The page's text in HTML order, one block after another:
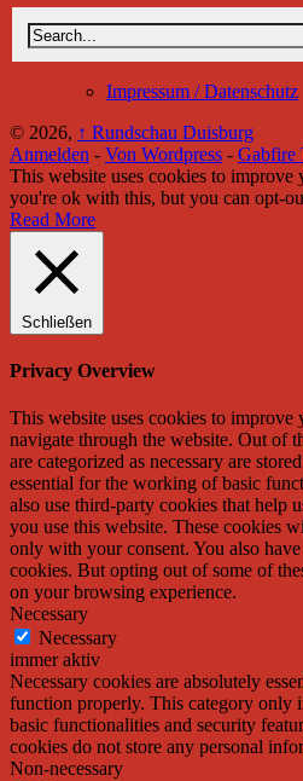
Impressum / Datenschutz
© 2026, ↑ Rundschau Duisburg
Anmelden - Von Wordpress - Gabfire
This website uses cookies to improve
you're ok with this, but you can opt-
Read More
Schließen
Privacy Overview
This website uses cookies to
navigate through the website. Out of
are categorized as necessary are
essential for the working of basic
also use third-party cookies that help
you use this website. These cookies
only with your consent. You also
cookies. But opting out of some of
on your browsing experience.
Necessary
Necessary
immer aktiv
Necessary cookies are absolutely
function properly. This category only
basic functionalities and security
cookies do not store any personal
Non-necessary